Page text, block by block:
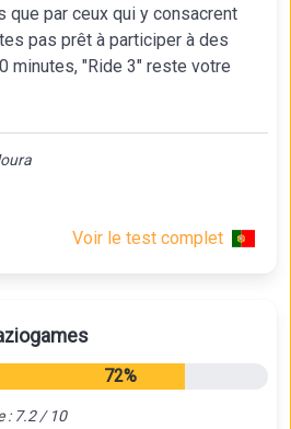
par ceux qui y consacrent
pas prêt à participer à des
minutes, "Ride 3" reste votre
Voir le test complet
72%
: 7.2 / 10